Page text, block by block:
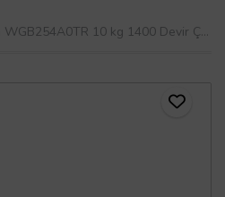
Bosch WGB254A0TR 10 kg 1400 Devir Çamaşır Makinesi